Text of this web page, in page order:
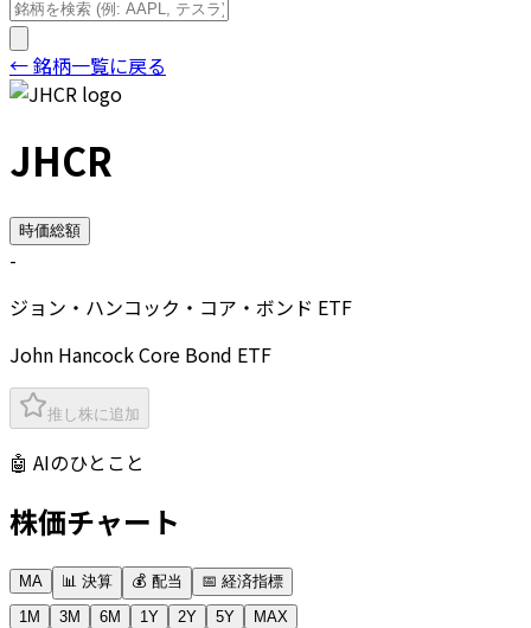
← 銘柄一覧に戻る
JHCR
時価総額
-
ジョン・ハンコック・コア・ボンド ETF
John Hancock Core Bond ETF
推し株に追加
🤖 AIのひとこと
株価チャート
MA 📊 決算 💰 配当
📅 経済指標
1M
3M 6M 1Y 2Y 5Y MAX